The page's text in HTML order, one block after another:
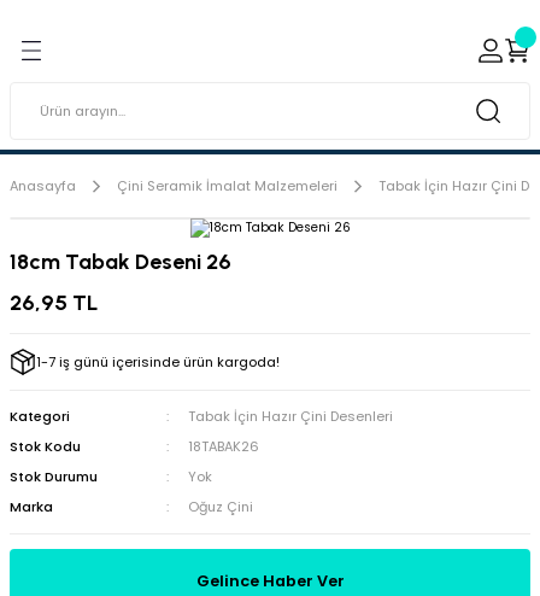
Porselen Boyaları (Toz
Kabartma Boyaları
Tabaklar
Anasayfa Çini Seramik İmalat Malzemeleri Tabak İçin Hazır Çini
18cm Tabak Deseni 26
26,95 TL
1-7 iş günü içerisinde ürün kargoda!
Kategori
Tabak İçin Hazır Çini Desenleri
Stok Kodu
18TABAK26
Stok Durumu
Yok
Marka
Oğuz Çini
Gelince Haber Ver